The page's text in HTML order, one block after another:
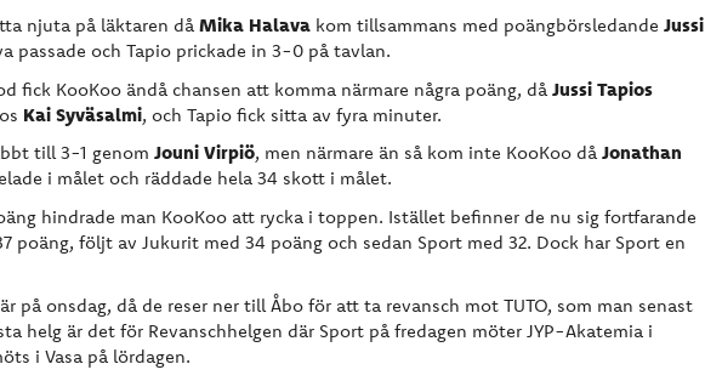
njuta på läktaren då Mika Halava kom tillsammans med poängbörsledande Jussi
passade och Tapio prickade in 3-0 på tavlan.
fick KooKoo ändå chansen att komma närmare några poäng, då Jussi Tapios
Kai Syväsalmi, och Tapio fick sitta av fyra minuter.
till 3-1 genom Jouni Virpiö, men närmare än så kom inte KooKoo då Jonathan
i målet och räddade hela 34 skott i målet.
hindrade man KooKoo att rycka i toppen. Istället befinner de nu sig fortfarande
poäng, följt av Jukurit med 34 poäng och sedan Sport med 32. Dock har Sport en
på onsdag, då de reser ner till Åbo för att ta revansch mot TUTO, som man senast
helg är det för Revanschhelgen där Sport på fredagen möter JYP-Akatemia i
i Vasa på lördagen.